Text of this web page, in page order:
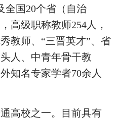
全国20个省（自治
高级职称教师254人，
教师、“三晋英才”、省
人、中青年骨干教
知名专家学者70余人
高校之一。目前具有